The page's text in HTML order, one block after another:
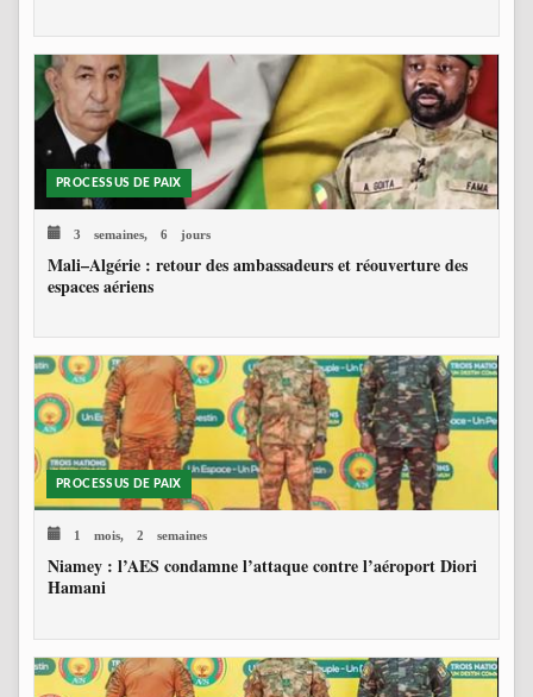
PROCESSUS DE PAIX
3 semaines, 6 jours
Mali–Algérie : retour des ambassadeurs et réouverture des
espaces aériens
PROCESSUS DE PAIX
1 mois, 2 semaines
Niamey : l’AES condamne l’attaque contre l’aéroport Diori
Hamani